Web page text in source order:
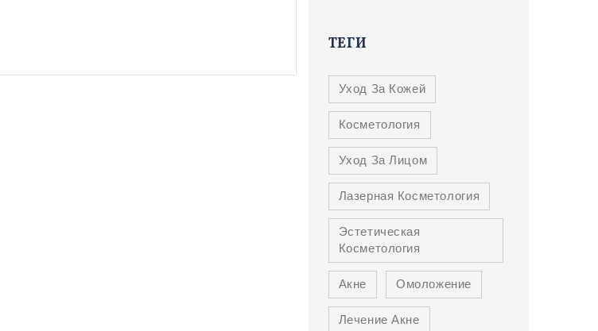
ТЕГИ
Уход За Кожей
Косметология
Уход За Лицом
Лазерная Косметология
Эстетическая
Косметология
Акне
Омоложение
Лечение Акне